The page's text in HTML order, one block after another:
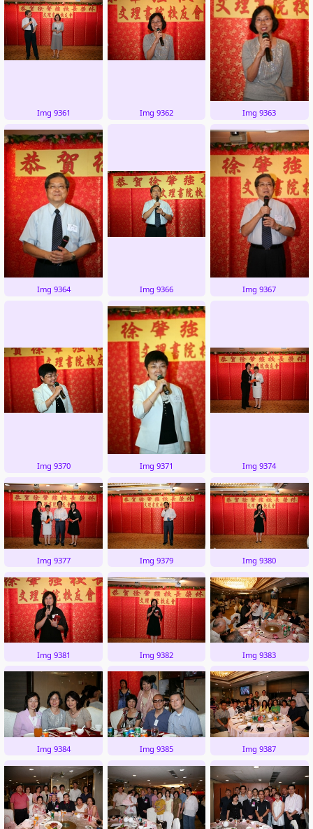
Img 9361 Img 9362 Img 9363
Img 9364 Img 9366 Img 9367
Img 9370 Img 9371 Img 9374
Img 9377 Img 9379 Img 9380
Img 9381 Img 9382 Img 9383
Img 9384 Img 9385 Img 9387